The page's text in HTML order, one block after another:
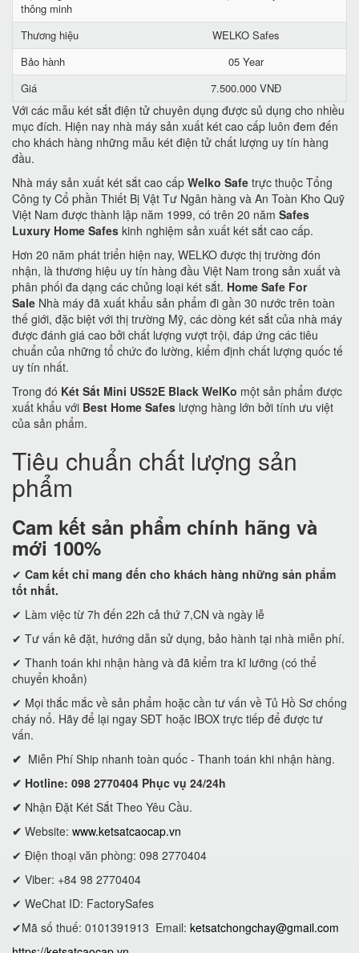
thông minh
Thương hiệu
WELKO Safes
Bảo hành
05 Year
Giá
7.500.000 VNĐ
Với các mẫu két sắt điện tử chuyên dụng được sủ dụng cho nhiều
mục đích. Hiện nay nhà máy sản xuất két cao cấp luôn đem đến
cho khách hàng những mẫu két điện tử chất lượng uy tín hàng
đầu.
Nhà máy sản xuất két sắt cao cấp Welko Safe trực thuộc Tổng
Công ty Cổ phần Thiết Bị Vật Tư Ngân hàng và An Toàn Kho Quỹ
Việt Nam được thành lập năm 1999, có trên 20 năm Safes
Luxury Home Safes kinh nghiệm sản xuất két sắt cao cấp.
Hơn 20 năm phát triển hiện nay, WELKO được thị trường đón
nhận, là thương hiệu uy tín hàng đầu Việt Nam trong sản xuất và
phân phối đa dạng các chủng loại két sắt. Home Safe For
Sale Nhà máy đã xuất khẩu sản phẩm đi gần 30 nước trên toàn
thế giới, đặc biệt với thị trường Mỹ, các dòng két sắt của nhà máy
được đánh giá cao bởi chất lượng vượt trội, đáp ứng các tiêu
chuẩn của những tổ chức đo lường, kiểm định chất lượng quốc tế
uy tín nhất.
Trong đó Két Sắt Mini US52E Black WelKo một sản phẩm được
xuất khẩu với Best Home Safes lượng hàng lớn bởi tính ưu việt
của sản phẩm.
Tiêu chuẩn chất lượng sản
phẩm
Cam kết sản phẩm chính hãng và
mới 100%
✔ Cam kết chỉ mang đến cho khách hàng những sản phẩm
tốt nhất.
✔ Làm việc từ 7h đến 22h cả thứ 7,CN và ngày lễ
✔ Tư vấn kê đặt, hướng dẫn sử dụng, bảo hành tại nhà miễn phí.
✔ Thanh toán khi nhận hàng và đã kiểm tra kĩ lưỡng (có thể
chuyển khoản)
✔ Mọi thắc mắc về sản phẩm hoặc cần tư vấn về Tủ Hồ Sơ chống
cháy nổ. Hãy để lại ngay SĐT hoặc IBOX trực tiếp để được tư
vấn.
✔ Miễn Phí Ship nhanh toàn quốc - Thanh toán khi nhận hàng.
✔ Hotline: 098 2770404 Phục vụ 24/24h
✔ Nhận Đặt Két Sắt Theo Yêu Cầu.
✔ Website: www.ketsatcaocap.vn
✔ Điện thoại văn phòng: 098 2770404
✔ Viber: +84 98 2770404
✔ WeChat ID: FactorySafes
✔Mã số thuế: 0101391913 Email: ketsatchongchay@gmail.com